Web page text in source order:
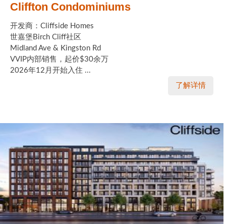
Cliffton Condominiums
开发商：Cliffside Homes
世嘉堡Birch Cliff社区
Midland Ave & Kingston Rd
VVIP内部销售，起价$30余万
2026年12月开始入住 ...
了解详情